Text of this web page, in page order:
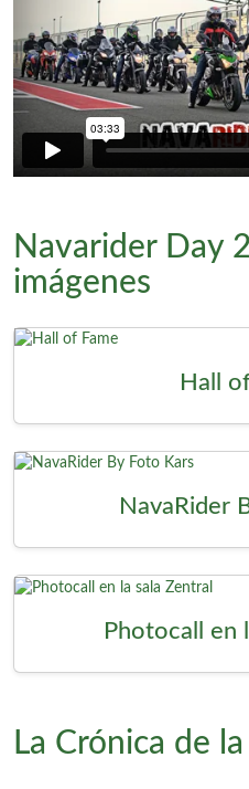
Navarider Day
imágenes
Hall
NavaRider
Photocall en
La Crónica de